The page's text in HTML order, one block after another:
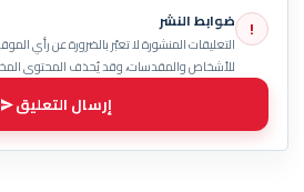
! ضوابط النشر
التعليقات المنشورة لا تعبّر بالضرورة عن رأي
للأشخاص والمقدسات، وقد يُحذف المحتوى
إرسال التعليق